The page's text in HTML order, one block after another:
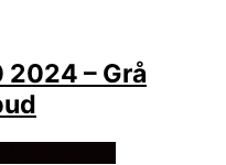
– Grå